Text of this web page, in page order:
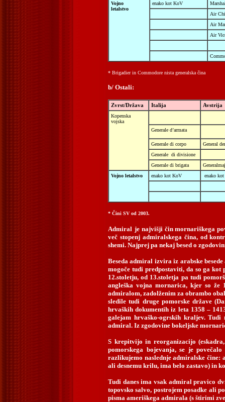
Vojno
letalstvo
enako kot KoV
Air
Air
Air
* Brigadier in Commodore nista generalska čina
b/ Ostali:
Zvrst/Država Italija
Avstrija
Kopenska
vojska
Generale d’armata
Generale di corpo
General
Generale di divisione
Generale di brigata
Vojno letalstvo
enako kot KoV enako
* Čini SV od 2003.
Admiral je najvišji čin mornariškega
več stopenj admiralskega čina, od
shemi. Najprej pa nekaj besed o
Besedaadmiral izvira iz arabske
mogoče tudi predpostaviti, da so ga
12.stoletju, od 13.stoletja pa tudi
angleška vojna mornarica, kjer so
admiralom, zadolženim za obrambo
sledile tudi druge pomorske države
hrvaških dokumentih iz leta 1358 –
galejam hrvaško-ogrskih kraljev. Tudi
admiral. Iz zgodovine bokeljske
S krepitvijo in reorganizacijo
pomorskega bojevanja, se je
razlikujemo naslednje admiralske čine:
ali desnemu krilu, ima belo zastavo) in
Tudi danes ima vsak admiral pravico
topovsko salvo, postrojem posadke ali
pisma ameriškega admirala (s štirimi